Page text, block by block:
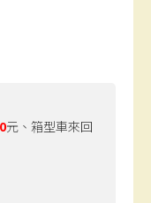
元、箱型車來回